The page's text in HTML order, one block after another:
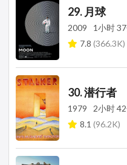
29. 月球
2009 1小时
7.8 (366.3K)
30. 潜行者
1979
2小时
8.1 (96.2K)